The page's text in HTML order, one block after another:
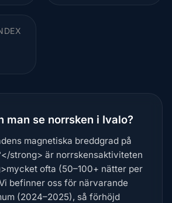
man se norrsken i Ivalo?
magnetiska breddgrad på
strong> är norrskensaktiviteten
ofta (50–100+ nätter per
befinner oss för närvarande
(2024–2025), så förhöjd